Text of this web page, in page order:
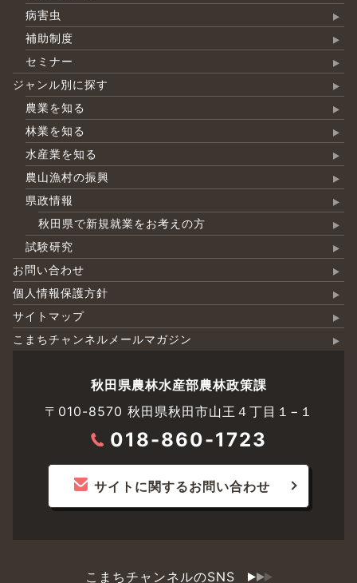
病害虫
補助制度
セミナー
ジャンル別に探す
農業を知る
林業を知る
水産業を知る
農山漁村の振興
県政情報
秋田県で新規就業をお考えの方
試験研究
お問い合わせ
個人情報保護方針
サイトマップ
こまちチャンネルメールマガジン
秋田県農林水産部農林政策課
〒010-8570 秋田県秋田市山王４丁目１−１
018-860-1723
サイトに関するお問い合わせ
こまちチャンネルのSNS